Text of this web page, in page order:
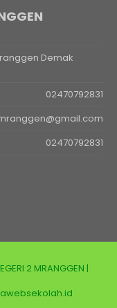
Demak
02470792831
02470792831
2 MRANGGEN |